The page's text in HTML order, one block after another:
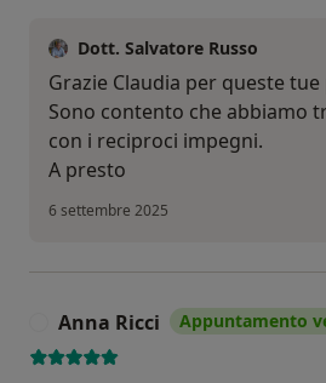
Dott. Salvatore Russo
Grazie Claudia per queste tue
Sono contento che abbiamo
con i reciproci impegni.
A presto
6 settembre 2025
Anna Ricci Appuntamento